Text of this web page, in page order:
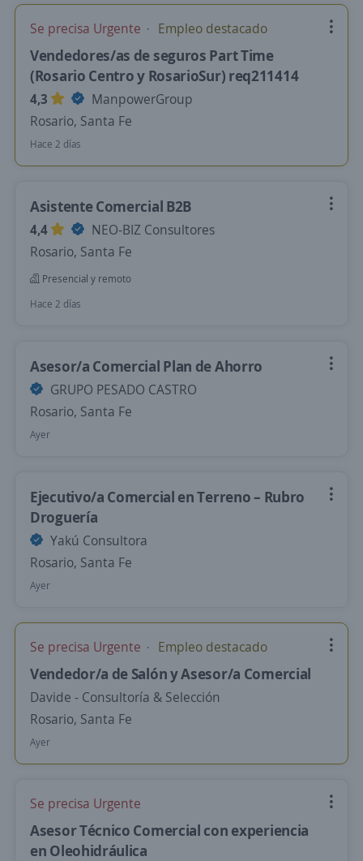
Se precisa Urgente Empleo destacado
Vendedores/as de seguros Part Time
(Rosario Centro y RosarioSur) req211414
4,3
ManpowerGroup
Rosario, Santa Fe
Hace 2 días
Asistente Comercial B2B
4,4
NEO-BIZ Consultores
Rosario, Santa Fe
Presencial y remoto
Hace 2 días
Asesor/a Comercial Plan de Ahorro
GRUPO PESADO CASTRO
Rosario, Santa Fe
Ayer
Ejecutivo/a Comercial en Terreno – Rubro
Droguería
Yakú Consultora
Rosario, Santa Fe
Ayer
Se precisa Urgente Empleo destacado
Vendedor/a de Salón y Asesor/a Comercial
Davide - Consultoría & Selección
Rosario, Santa Fe
Ayer
Se precisa Urgente
Asesor Técnico Comercial con experiencia
en Oleohidráulica